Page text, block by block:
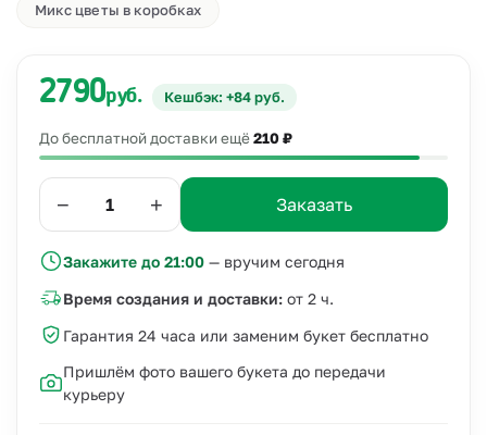
Микс цветы в коробках
2790руб. Кешбэк: +84 руб.
До бесплатной доставки ещё210 ₽
− + Заказать
Закажите до 21:00 — вручим сегодня
Время создания и доставки: от 2 ч.
Гарантия 24 часа или заменим букет бесплатно
Пришлём фото вашего букета до передачи
курьеру